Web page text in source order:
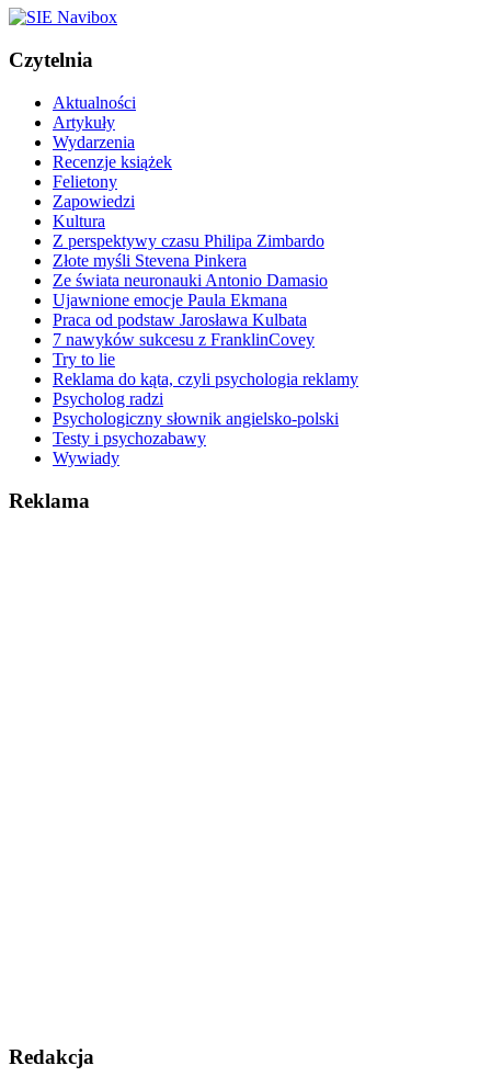
Czytelnia
Aktualności
Artykuły
Wydarzenia
Recenzje książek
Felietony
Zapowiedzi
Kultura
Z perspektywy czasu Philipa Zimbardo
Złote myśli Stevena Pinkera
Ze świata neuronauki Antonio Damasio
Ujawnione emocje Paula Ekmana
Praca od podstaw Jarosława Kulbata
7 nawyków sukcesu z FranklinCovey
Try to lie
Reklama do kąta, czyli psychologia reklamy
Psycholog radzi
Psychologiczny słownik angielsko-polski
Testy i psychozabawy
Wywiady
Reklama
Redakcja